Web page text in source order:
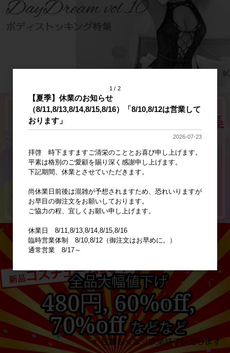
1 2
【夏季】休業のお知らせ
（8/11,8/13,8/14,8/15,8/16）「8/10,8/12は営業して
おります」
2026-07-23
拝啓 時下ますますご清栄のこととお喜び申し上げます。
平素は格別のご愛顧を賜り深く感謝申し上げます。
下記期間、休業とさせていただきます。
尚休業日前後は混雑が予想されますため、恐れいりますが
お早目の御注文をお願いしております。
ご協力の程、宜しくお願い申し上げます。
休業日 8/11,8/13,8/14,8/15,8/16
臨時営業体制 8/10,8/12（御注文はお早めに。）
通常営業 8/17～